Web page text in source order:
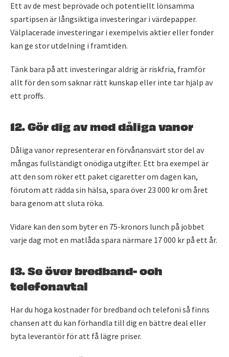
Ett av de mest beprövade och potentiellt lönsamma
spartipsen är långsiktiga investeringar i värdepapper.
Välplacerade investeringar i exempelvis aktier eller fonder
kan ge stor utdelning i framtiden.
Tänk bara på att investeringar aldrig är riskfria, framför
allt för den som saknar rätt kunskap eller inte tar hjälp av
ett proffs.
12. Gör dig av med dåliga vanor
Dåliga vanor representerar en förvånansvärt stor del av
mångas fullständigt onödiga utgifter. Ett bra exempel är
att den som röker ett paket cigaretter om dagen kan,
förutom att rädda sin hälsa, spara över 23 000 kr om året
bara genom att sluta röka.
Vidare kan den som byter en 75-kronors lunch på jobbet
varje dag mot en matlåda spara närmare 17 000 kr på ett år.
13. Se över bredband- och
telefonavtal
Har du höga kostnader för bredband och telefoni så finns
chansen att du kan förhandla till dig en bättre deal eller
byta leverantör för att få lägre priser.